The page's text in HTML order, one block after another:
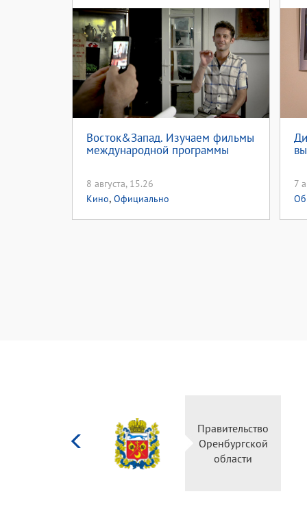
Восток&Запад. Изучаем фильмы
международной программы
8 августа, 15.26
Кино, Официально
7
Правительство
Оренбургской
области